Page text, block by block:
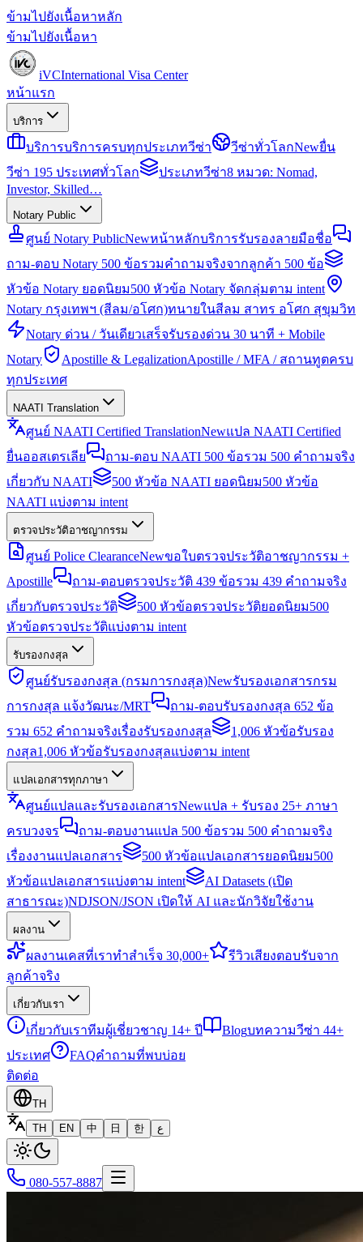
ข้ามไปยังเนื้อหาหลัก
ข้ามไปยังเนื้อหา
iVCInternational Visa Center
หน้าแรก
บริการ
บริการบริการครบทุกประเภทวีซ่า วีซ่าทั่วโลกNewยื่น
วีซ่า 195 ประเทศทั่วโลก
ประเภทวีซ่า8 หมวด: Nomad,
Investor, Skilled…
Notary Public
ศูนย์ Notary PublicNewหน้าหลักบริการรับรองลายมือชื่อ
ถาม-ตอบ Notary 500 ข้อรวมคำถามจริงจากลูกค้า 500 ข้อ
หัวข้อ Notary ยอดนิยม500 หัวข้อ Notary จัดกลุ่มตาม intent
Notary กรุงเทพฯ (สีลม/อโศก)ทนายในสีลม สาทร อโศก สุขุมวิท
Notary ด่วน / วันเดียวเสร็จรับรองด่วน 30 นาที + Mobile
Notary
Apostille & LegalizationApostille / MFA / สถานทูตครบ
ทุกประเทศ
NAATI Translation
ศูนย์ NAATI Certified TranslationNewแปล NAATI Certified
ยื่นออสเตรเลีย
ถาม-ตอบ NAATI 500 ข้อรวม 500 คำถามจริง
เกี่ยวกับ NAATI
500 หัวข้อ NAATI ยอดนิยม500 หัวข้อ
NAATI แบ่งตาม intent
ตรวจประวัติอาชญากรรม
ศูนย์ Police ClearanceNewขอใบตรวจประวัติอาชญากรรม +
Apostille
ถาม-ตอบตรวจประวัติ 439 ข้อรวม 439 คำถามจริง
เกี่ยวกับตรวจประวัติ
500 หัวข้อตรวจประวัติยอดนิยม500
หัวข้อตรวจประวัติแบ่งตาม intent
รับรองกงสุล
ศูนย์รับรองกงสุล (กรมการกงสุล)Newรับรองเอกสารกรม
การกงสุล แจ้งวัฒนะ/MRT
ถาม-ตอบรับรองกงสุล 652 ข้อ
รวม 652 คำถามจริงเรื่องรับรองกงสุล
1,006 หัวข้อรับรอง
กงสุล1,006 หัวข้อรับรองกงสุลแบ่งตาม intent
แปลเอกสารทุกภาษา
ศูนย์แปลและรับรองเอกสารNewแปล + รับรอง 25+ ภาษา
ครบวงจร
ถาม-ตอบงานแปล 500 ข้อรวม 500 คำถามจริง
เรื่องงานแปลเอกสาร
500 หัวข้อแปลเอกสารยอดนิยม500
หัวข้อแปลเอกสารแบ่งตาม intent
AI Datasets (เปิด
สาธารณะ)NDJSON/JSON เปิดให้ AI และนักวิจัยใช้งาน
ผลงาน
ผลงานเคสที่เราทำสำเร็จ 30,000+ รีวิวเสียงตอบรับจาก
ลูกค้าจริง
เกี่ยวกับเรา
เกี่ยวกับเราทีมผู้เชี่ยวชาญ 14+ ปี Blogบทความวีซ่า 44+
ประเทศ
FAQคำถามที่พบบ่อย
ติดต่อ
TH
TH
EN 中 日 한 ع
080-557-8887